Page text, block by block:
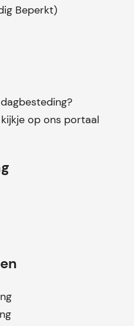
Beperkt)
op ons portaal